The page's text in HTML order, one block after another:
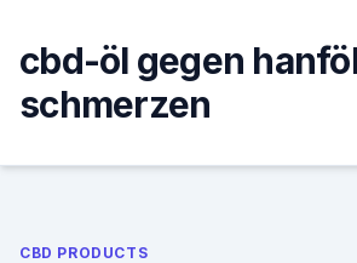
content
cbd-öl gegen
schmerzen
CBD PRODUCTS